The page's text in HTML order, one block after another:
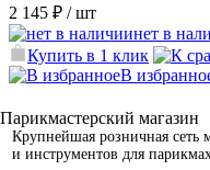
2 145 ₽ / шт
нет в
Купить в 1 клик
В
Крупнейшая розничная сеть
и инструментов для